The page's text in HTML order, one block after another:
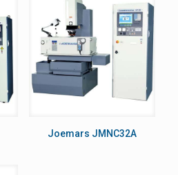
Joemars JMNC32A